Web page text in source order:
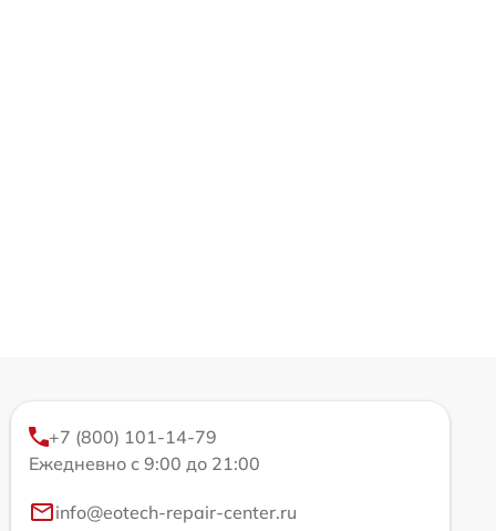
+7 (800) 101-14-79
Ежедневно с 9:00 до 21:00
info@eotech-repair-center.ru